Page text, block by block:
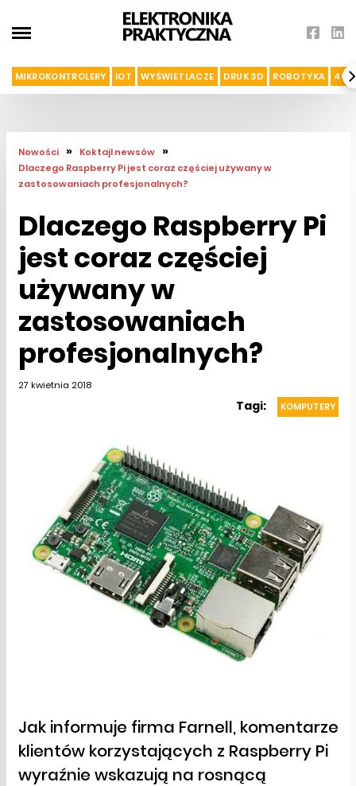
MIKROKONTROLERY IOT WYŚWIETLACZE DRUK 3D ROBOTYKA 4G I
Nowości » Koktajl newsów »
Dlaczego Raspberry Pi jest coraz częściej używany w
zastosowaniach profesjonalnych?
Dlaczego Raspberry Pi
jest coraz częściej
używany w
zastosowaniach
profesjonalnych?
27 kwietnia 2018
Tagi: KOMPUTERY
Jak informuje firma Farnell, komentarze
klientów korzystających z Raspberry Pi
wyraźnie wskazują na rosnącą